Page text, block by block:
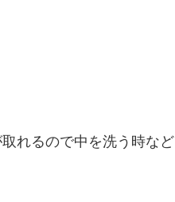
れるので中を洗う時など